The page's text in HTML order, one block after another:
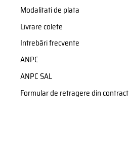
Modalitati de plata
Livrare colete
Intrebări frecvente
ANPC
ANPC SAL
Formular de retragere din contract